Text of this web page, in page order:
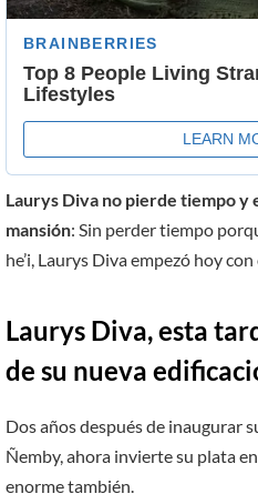
Laurys Diva no pierde tiempo y
mansión: Sin perder tiempo
he’i, Laurys Diva empezó hoy
Laurys Diva, esta
de su nueva
Dos años después de inaugurar
Ñemby, ahora invierte su plata
enorme también.